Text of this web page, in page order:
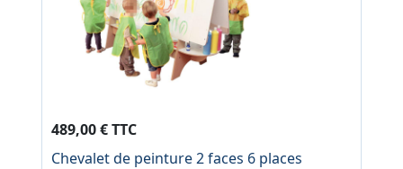
489,00 € TTC
Chevalet de peinture 2 faces 6 places